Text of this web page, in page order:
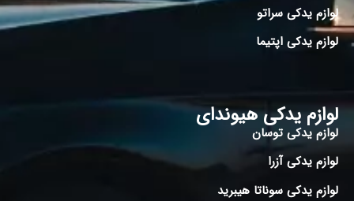
لوازم یدکی سراتو
لوازم یدکی اپتیما
لوازم یدکی هیوندای
لوازم یدکی توسان
لوازم یدکی آزرا
لوازم یدکی سوناتا هیبرید